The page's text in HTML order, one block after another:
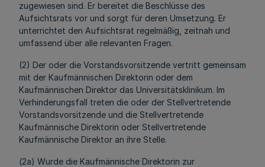
zugewiesen sind. Er bereitet die Beschlüsse des
Aufsichtsrats vor und sorgt für deren Umsetzung. Er
unterrichtet den Aufsichtsrat regelmäßig, zeitnah und
umfassend über alle relevanten Fragen.
(2) Der oder die Vorstandsvorsitzende vertritt gemeinsam
mit der Kaufmännischen Direktorin oder dem
Kaufmännischen Direktor das Universitätsklinikum. Im
Verhinderungsfall treten die oder der Stellvertretende
Vorstandsvorsitzende und die Stellvertretende
Kaufmännische Direktorin oder Stellvertretende
Kaufmännische Direktor an ihre Stelle.
(2a) Wurde die Kaufmännische Direktorin zur